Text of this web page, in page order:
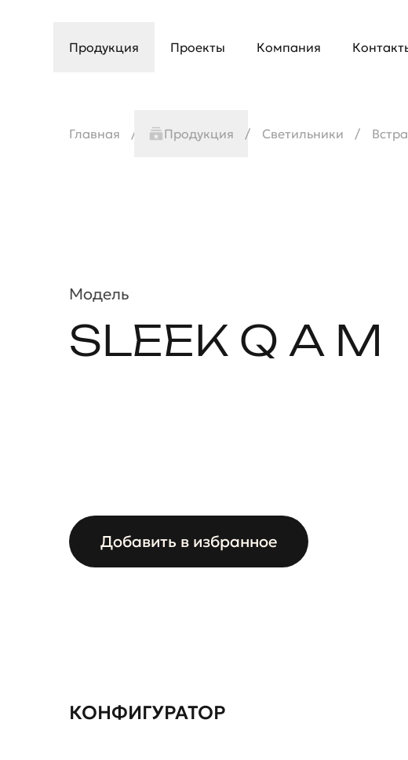
Продукция Проекты Компания
Главная Продукция Светильники
Модель
SLEEK Q A M
Добавить в избранное
КОНФИГУРАТОР